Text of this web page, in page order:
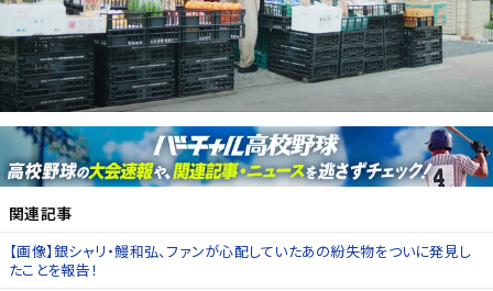
関連記事
【画像】銀シャリ・鰻和弘、ファンが心配していたあの紛失物をついに発見し
たことを報告！